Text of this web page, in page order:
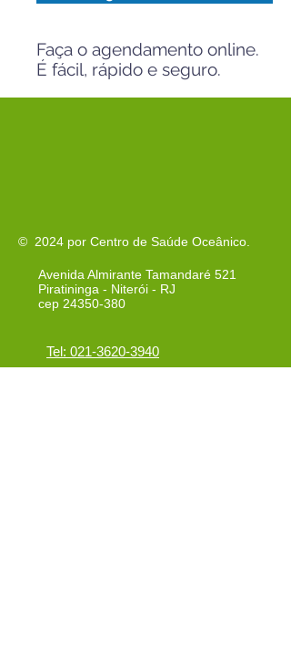
Faça o agendamento online.
É fácil, rápido e seguro.
© 2024 por Centro de Saúde Oceânico.
Avenida Almirante Tamandaré 521
Piratininga - Niterói - RJ
cep 24350-380
Tel: 021-3620-3940